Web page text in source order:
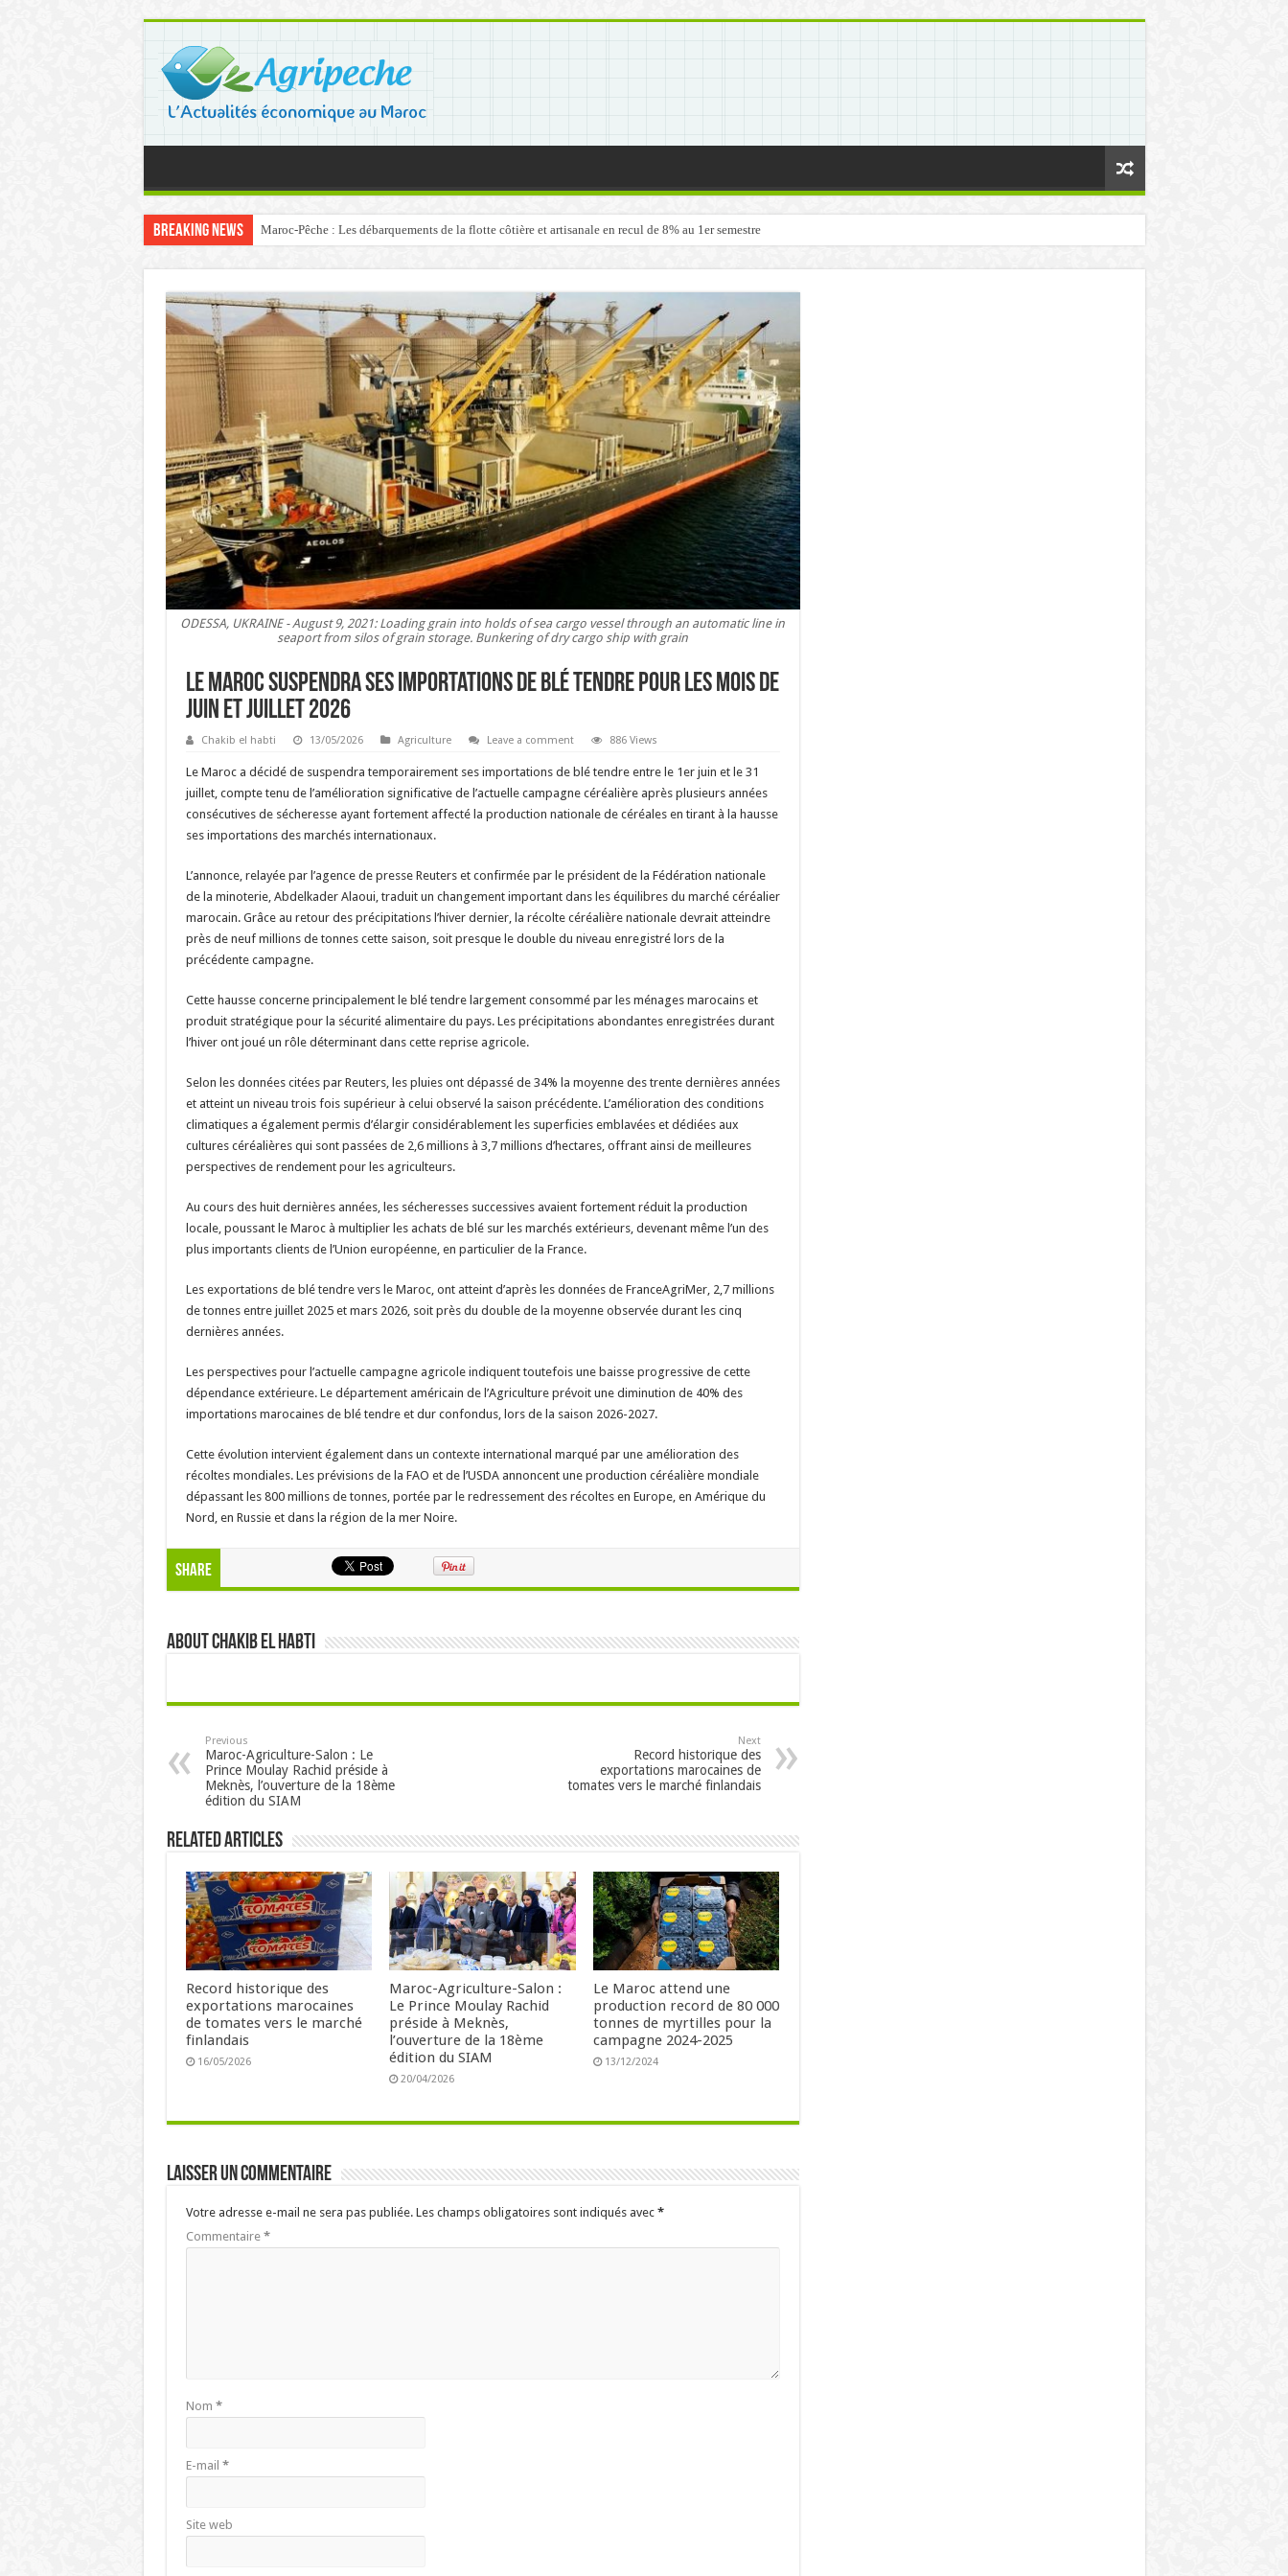
Breaking News Maroc-Pêche : Les débarquements de la flotte côtière et artisanale en recul de 8% au 1er semestre
ODESSA, UKRAINE - August 9, 2021: Loading grain into holds of sea cargo vessel through an automatic line in
seaport from silos of grain storage. Bunkering of dry cargo ship with grain
Le Maroc suspendra ses importations de blé tendre pour les mois de
juin et juillet 2026
Chakib el habti 13/05/2026 Agriculture Leave a comment 886 Views
Le Maroc a décidé de suspendra temporairement ses importations de blé tendre entre le 1er juin et le 31
juillet, compte tenu de l’amélioration significative de l’actuelle campagne céréalière après plusieurs années
consécutives de sécheresse ayant fortement affecté la production nationale de céréales en tirant à la hausse
ses importations des marchés internationaux.
L’annonce, relayée par l’agence de presse Reuters et confirmée par le président de la Fédération nationale
de la minoterie, Abdelkader Alaoui, traduit un changement important dans les équilibres du marché céréalier
marocain. Grâce au retour des précipitations l’hiver dernier, la récolte céréalière nationale devrait atteindre
près de neuf millions de tonnes cette saison, soit presque le double du niveau enregistré lors de la
précédente campagne.
Cette hausse concerne principalement le blé tendre largement consommé par les ménages marocains et
produit stratégique pour la sécurité alimentaire du pays. Les précipitations abondantes enregistrées durant
l’hiver ont joué un rôle déterminant dans cette reprise agricole.
Selon les données citées par Reuters, les pluies ont dépassé de 34% la moyenne des trente dernières années
et atteint un niveau trois fois supérieur à celui observé la saison précédente. L’amélioration des conditions
climatiques a également permis d’élargir considérablement les superficies emblavées et dédiées aux
cultures céréalières qui sont passées de 2,6 millions à 3,7 millions d’hectares, offrant ainsi de meilleures
perspectives de rendement pour les agriculteurs.
Au cours des huit dernières années, les sécheresses successives avaient fortement réduit la production
locale, poussant le Maroc à multiplier les achats de blé sur les marchés extérieurs, devenant même l’un des
plus importants clients de l’Union européenne, en particulier de la France.
Les exportations de blé tendre vers le Maroc, ont atteint d’après les données de FranceAgriMer, 2,7 millions
de tonnes entre juillet 2025 et mars 2026, soit près du double de la moyenne observée durant les cinq
dernières années.
Les perspectives pour l’actuelle campagne agricole indiquent toutefois une baisse progressive de cette
dépendance extérieure. Le département américain de l’Agriculture prévoit une diminution de 40% des
importations marocaines de blé tendre et dur confondus, lors de la saison 2026-2027.
Cette évolution intervient également dans un contexte international marqué par une amélioration des
récoltes mondiales. Les prévisions de la FAO et de l’USDA annoncent une production céréalière mondiale
dépassant les 800 millions de tonnes, portée par le redressement des récoltes en Europe, en Amérique du
Nord, en Russie et dans la région de la mer Noire.
Share
About Chakib el habti
Previous
Maroc-Agriculture-Salon : Le
Prince Moulay Rachid préside à
Meknès, l’ouverture de la 18ème
édition du SIAM
Next
Record historique des
exportations marocaines de
tomates vers le marché finlandais
Related Articles
Record historique des
exportations marocaines
de tomates vers le marché
finlandais
16/05/2026
Maroc-Agriculture-Salon :
Le Prince Moulay Rachid
préside à Meknès,
l’ouverture de la 18ème
édition du SIAM
20/04/2026
Le Maroc attend une
production record de 80 000
tonnes de myrtilles pour la
campagne 2024-2025
13/12/2024
Laisser un commentaire
Votre adresse e-mail ne sera pas publiée. Les champs obligatoires sont indiqués avec *
Commentaire *
Nom *
E-mail *
Site web